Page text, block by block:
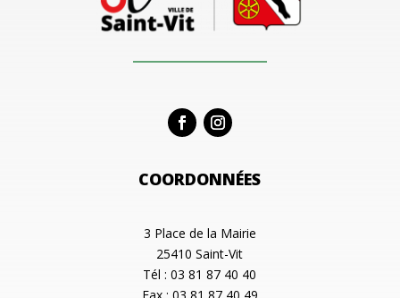
COORDONNÉES
3 Place de la Mairie
25410 Saint-Vit
Tél : 03 81 87 40 40
Fax : 03 81 87 40 49